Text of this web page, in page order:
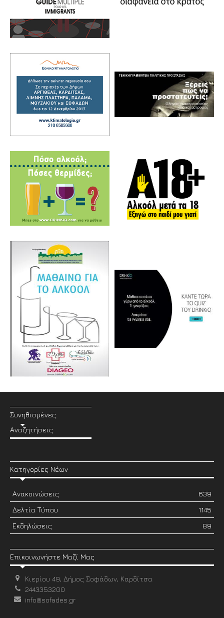
Συνηθισμένες
Αναζητήσεις
Κατηγορίες Νέων
Ανακοινώσεις
639
Δελτία Τύπου
1145
Εκδηλώσεις
89
Επικοινωνήστε Μαζί Μας
Κιερίου 49, Δήμος Σοφάδων, Καρδίτσα
2443353200
info@sofades.gr